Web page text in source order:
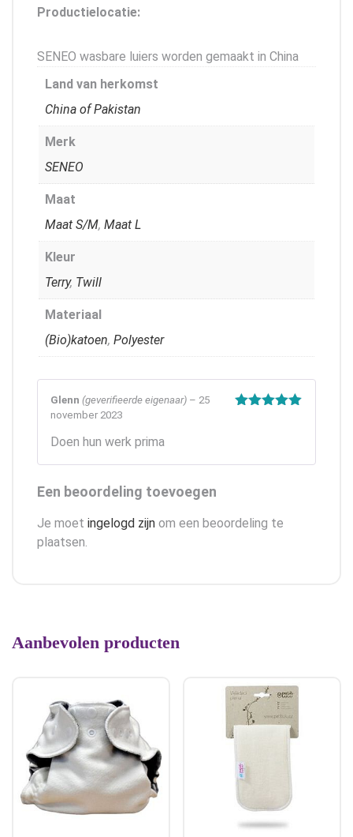
Productielocatie:
SENEO wasbare luiers worden gemaakt in China
Land van herkomst
China of Pakistan
Merk
SENEO
Maat
Maat S/M, Maat L
Kleur
Terry, Twill
Materiaal
(Bio)katoen, Polyester
Glenn (geverifieerde eigenaar) – 25
november 2023
Doen hun werk prima
Een beoordeling toevoegen
Je moet ingelogd zijn om een beoordeling te
plaatsen.
Aanbevolen producten